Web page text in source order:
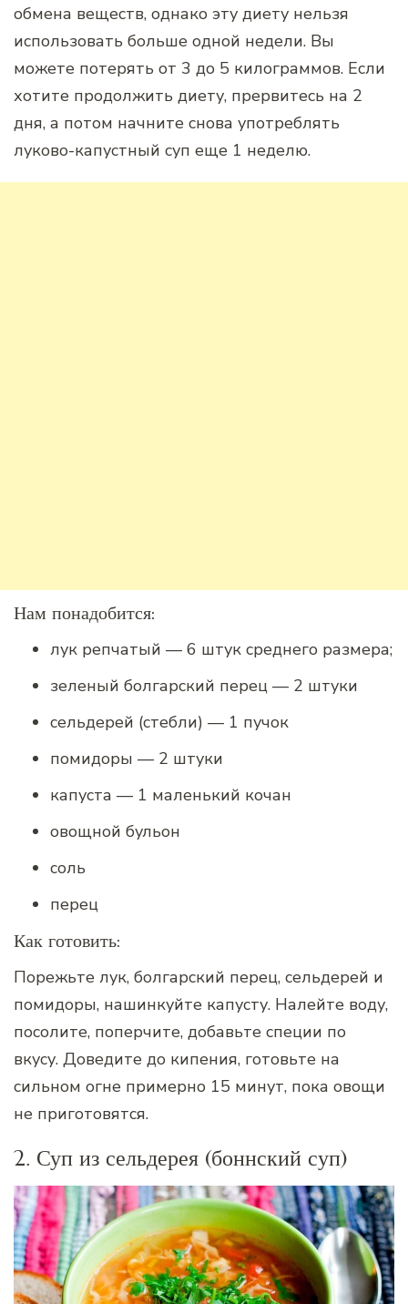
обмена веществ, однако эту диету нельзя
использовать больше одной недели. Вы
можете потерять от 3 до 5 килограммов. Если
хотите продолжить диету, прервитесь на 2
дня, а потом начните снова употреблять
луково-капустный суп еще 1 неделю.
Нам понадобится:
лук репчатый — 6 штук среднего размера;
зеленый болгарский перец — 2 штуки
сельдерей (стебли) — 1 пучок
помидоры — 2 штуки
капуста — 1 маленький кочан
овощной бульон
соль
перец
Как готовить:
Порежьте лук, болгарский перец, сельдерей и
помидоры, нашинкуйте капусту. Налейте воду,
посолите, поперчите, добавьте специи по
вкусу. Доведите до кипения, готовьте на
сильном огне примерно 15 минут, пока овощи
не приготовятся.
2. Суп из сельдерея (боннский суп)